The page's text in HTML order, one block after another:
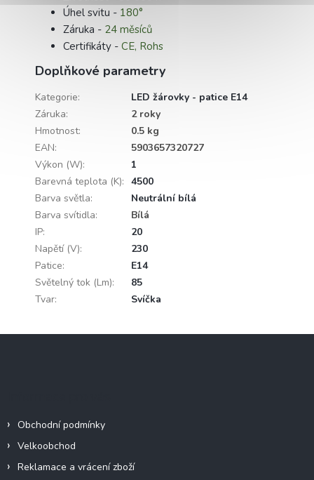
Úhel svitu - 180°
Záruka - 24 měsíců
Certifikáty - CE, Rohs
Doplňkové parametry
Kategorie:
LED žárovky - patice E14
Záruka:
2 roky
Hmotnost:
0.5 kg
EAN:
5903657320727
Výkon (W):
1
Barevná teplota (K): 4500
Barva světla:
Neutrální bílá
Barva svítidla:
Bílá
IP:
20
Napětí (V):
230
Patice:
E14
Světelný tok (Lm):
85
Tvar: Svíčka
Obchodní podmínky
Velkoobchod
Reklamace a vrácení zboží